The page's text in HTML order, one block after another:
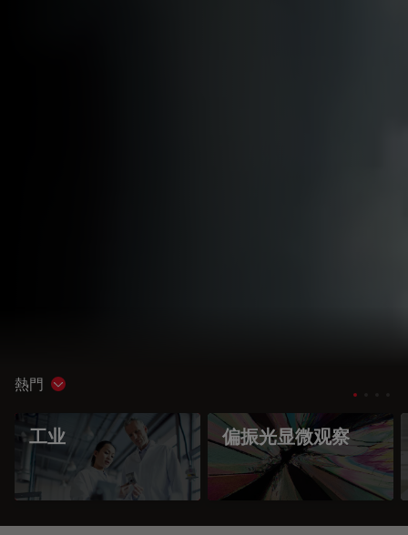
熱門 Show subnavigation
工业 偏振光显微观察